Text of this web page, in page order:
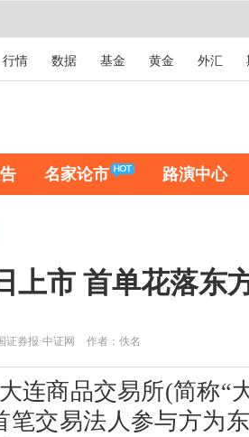
行情 数据 基金 黄金 外汇
名家论市 路演中心
上市 首单花落东
证券报·中证网 作者：佚名
商品交易所(简称“
笔交易法人参与方为